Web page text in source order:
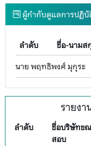
ผู้กำกับดูแลการปฏิ
ลำดับ ชื่อ-นามส
นาย พฤทธิพงศ์ มุกุระ
รายง
ลำดับ
ชื่อบริษัทข
สอบ